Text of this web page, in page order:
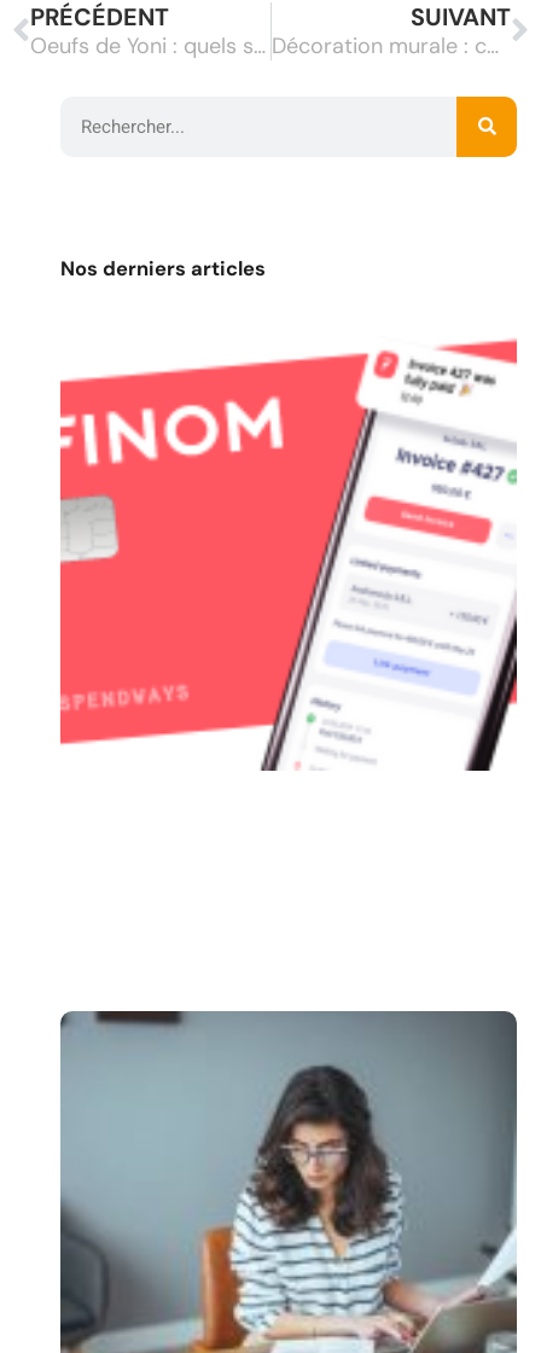
PRÉCÉDENT
Oeufs de Yoni : quels sont ses effets ?
SUIVANT
Décoration murale : combien de temps pour la réaliser ?
Nos derniers articles